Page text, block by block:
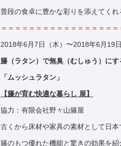
普段の食卓に豊かな彩りを添えてく
＝＝＝＝＝＝＝＝＝＝＝＝＝＝＝＝
2018年6月7日（木）〜2018年6月19日
籐（ラタン）で無臭（むしゅう）にす
「ムッシュラタン」
【籐が育む快適な暮らし 展】
協力：有限会社野々山籐屋
古くから床材や家具の素材として日本
籐のもつ優れた機能と驚きの効果を紹